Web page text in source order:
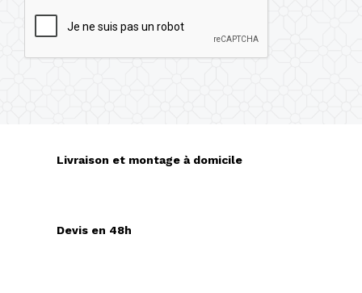
Livraison et montage à domicile
Devis en 48h